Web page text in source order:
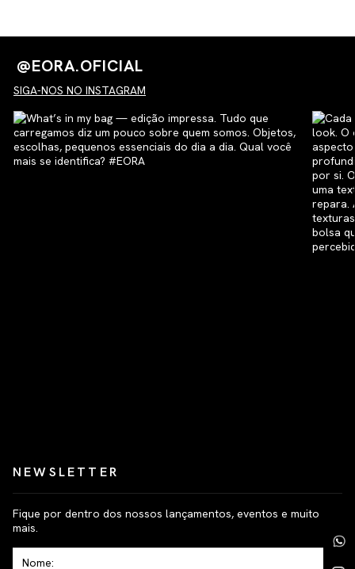
@EORA.OFICIAL
SIGA-NOS NO INSTAGRAM
NEWSLETTER
Fique por dentro dos nossos lançamentos, eventos e muito
mais.